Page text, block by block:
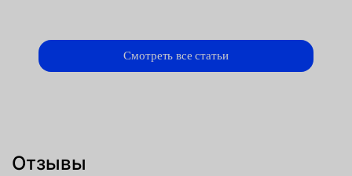
Смотреть все статьи
Отзывы